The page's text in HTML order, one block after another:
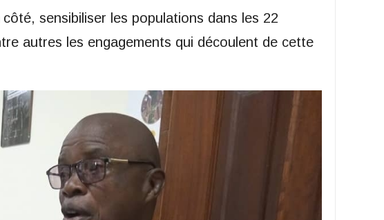
sensibiliser les populations dans les 22
autres les engagements qui découlent de cette